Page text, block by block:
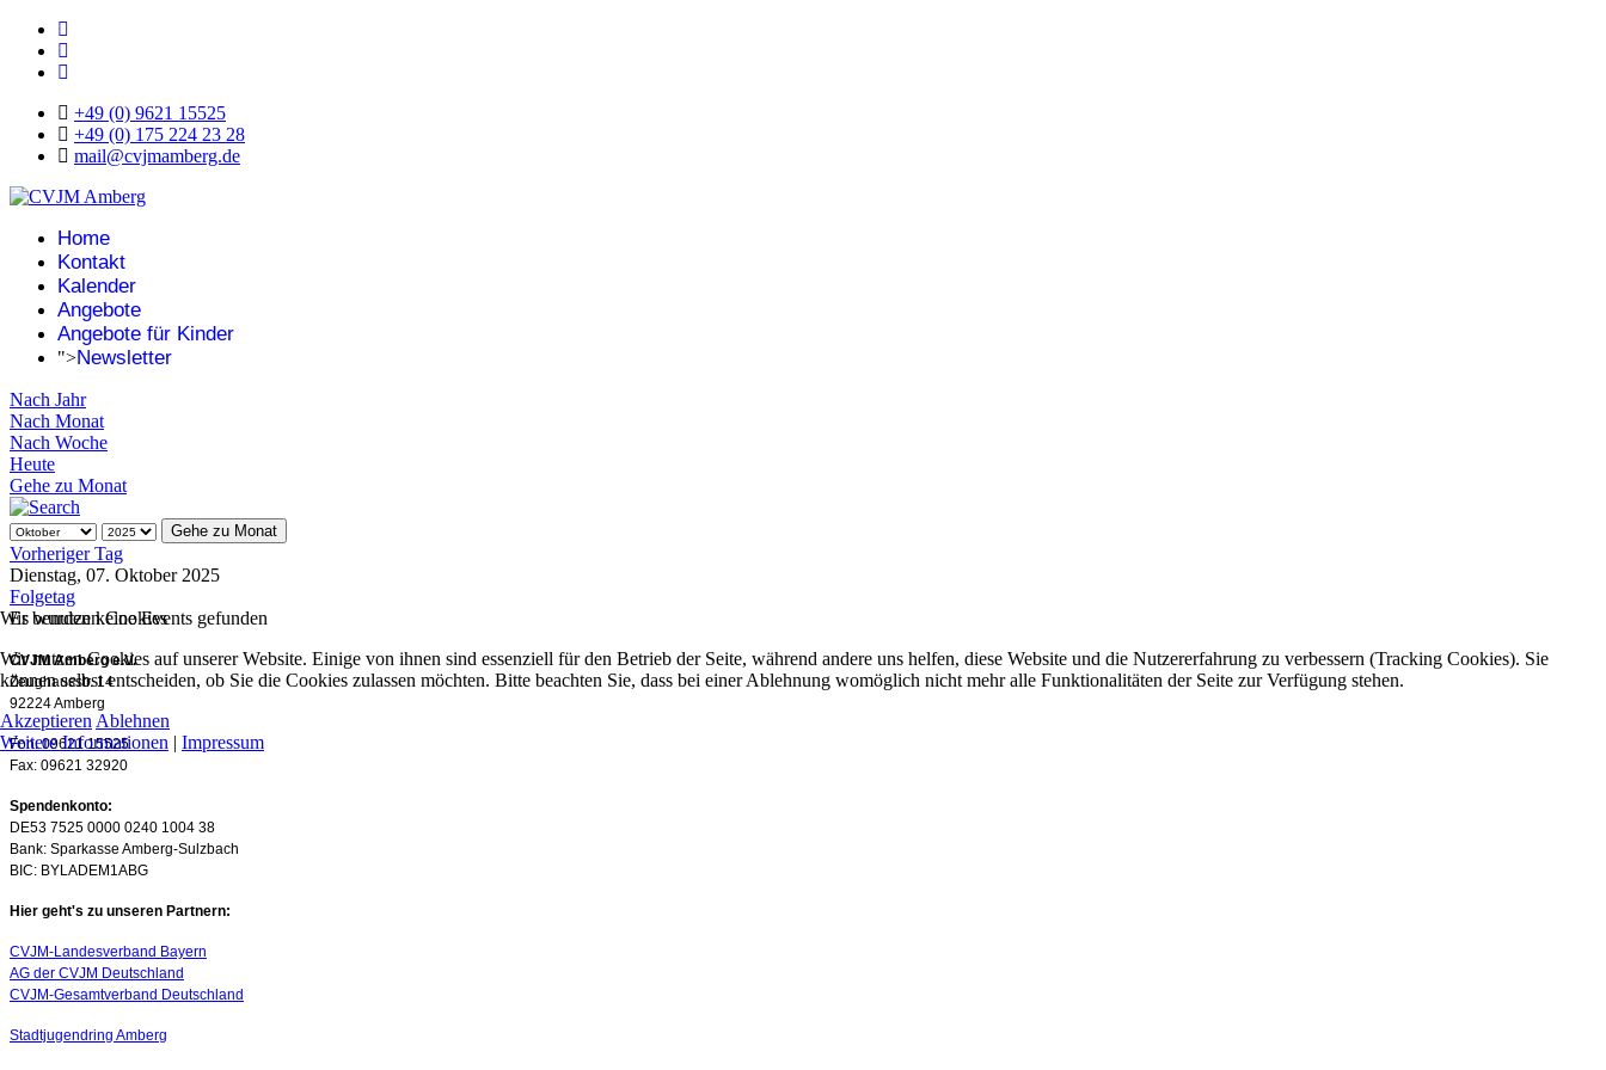
+49 (0) 9621 15525
+49 (0) 175 224 23 28
mail@cvjmamberg.de
Home
Kontakt
Kalender
Angebote
Angebote für Kinder
">Newsletter
Nach Jahr
Nach Monat
Nach Woche
Heute
Gehe zu Monat
Gehe zu Monat
Vorheriger Tag
Dienstag, 07. Oktober 2025
Folgetag
Es wurden keine Events gefunden
CVJM Amberg e.V.
Zeughausstr. 14
92224 Amberg
Fon: 09621 15525
Fax: 09621 32920
Spendenkonto:
DE53 7525 0000 0240 1004 38
Bank: Sparkasse Amberg-Sulzbach
BIC: BYLADEM1ABG
Hier geht's zu unseren Partnern:
CVJM-Landesverband Bayern
AG der CVJM Deutschland
CVJM-Gesamtverband Deutschland
Stadtjugendring Amberg
Wir benutzen Cookies
Wir nutzen Cookies auf unserer Website. Einige von ihnen sind essenziell für den Betrieb der Seite, während andere uns helfen, diese Website und die Nutzererfahrung zu verbessern (Tracking Cookies). Sie
können selbst entscheiden, ob Sie die Cookies zulassen möchten. Bitte beachten Sie, dass bei einer Ablehnung womöglich nicht mehr alle Funktionalitäten der Seite zur Verfügung stehen.
Akzeptieren Ablehnen
Weitere Informationen | Impressum